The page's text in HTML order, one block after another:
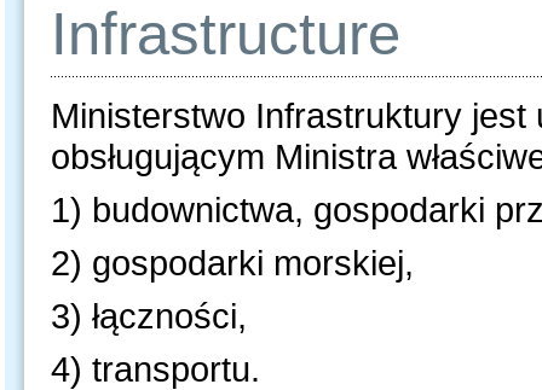
Infrastructure
Ministerstwo Infrastruktury
obsługującym Ministra
1) budownictwa, gospodarki
2) gospodarki morskiej,
3) łączności,
4) transportu.